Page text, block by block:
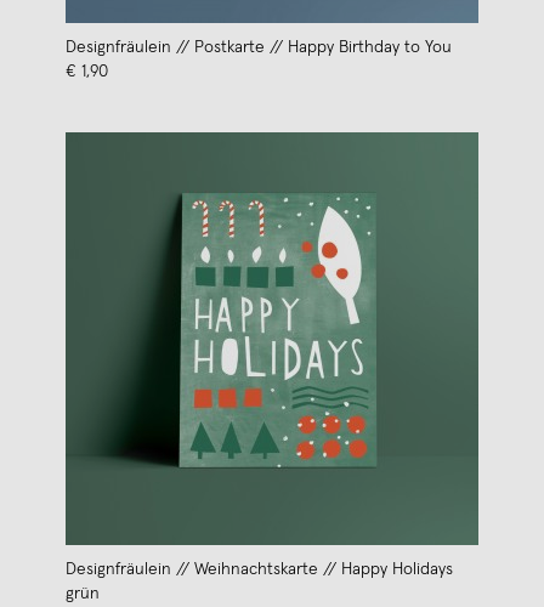
Designfräulein // Postkarte // Happy Birthday to You
€ 1,90
Designfräulein // Weihnachtskarte // Happy Holidays
grün